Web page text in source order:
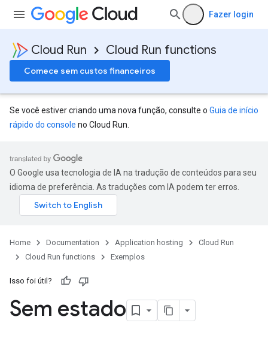
Fazer login
Cloud Run Cloud Run functions
Comece sem custos financeiros
Se você estiver criando uma nova função, consulte o Guia de início
rápido do console no Cloud Run.
O Google usa tecnologia de IA na tradução de conteúdos para seu
idioma de preferência. As traduções com IA podem ter erros.
Home Documentation Application hosting
Cloud Run
Cloud Run functions
Exemplos
Isso foi útil?
Sem estado